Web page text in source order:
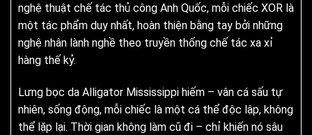
nghệ thuật chế tác thủ công Anh Quốc, mỗi chiếc XOR là
một tác phẩm duy nhất, hoàn thiện bằng tay bởi những
nghệ nhân lành nghề theo truyền thống chế tác xa xỉ
hàng thế kỷ.
Lưng bọc da Alligator Mississippi hiếm – vân cá sấu tự
nhiên, sống động, mỗi chiếc là một cá thể độc lập, không
thể lặp lại. Thời gian không làm cũ đi – chỉ khiến nó sâu